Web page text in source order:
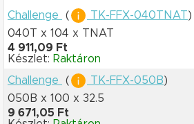
Challenge
( TK-FFX-040TNAT)
040T x 104 x TNAT
4 911,09 Ft
Készlet: Raktáron
Challenge
( TK-FFX-050B)
050B x 100 x 32.5
9 671,05 Ft